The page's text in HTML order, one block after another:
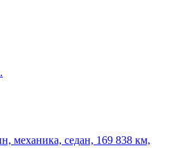
механика, седан, 169 838 км,